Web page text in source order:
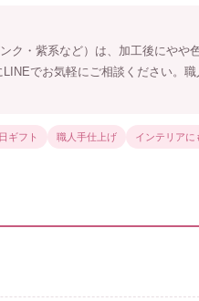
ク・紫系など）は、加工後にやや
でお気軽にご相談ください。
ギフト 職人手仕上げ インテリアに